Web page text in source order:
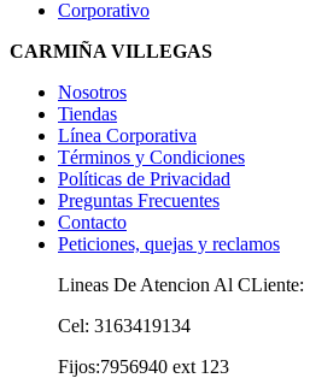
Corporativo
CARMIÑA VILLEGAS
Nosotros
Tiendas
Línea Corporativa
Términos y Condiciones
Políticas de Privacidad
Preguntas Frecuentes
Contacto
Peticiones, quejas y reclamos
Lineas De Atencion Al CLiente:
Cel: 3163419134
Fijos:7956940 ext 123